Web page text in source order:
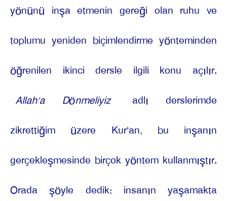
yönünü inşa etmenin gereği olan ruhu ve
toplumu yeniden biçimlendirme yönteminden
öğrenilen ikinci dersle ilgili konu açılır.
Allah’a Dönmeliyiz
adlı derslerimde
zikrettiğim üzere Kur'an, bu inşanın
gerçekleşmesinde birçok yöntem kullanmıştır.
Orada şöyle dedik: insanın yaşamakta